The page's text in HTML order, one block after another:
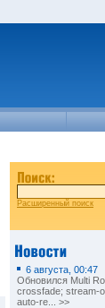
Расширенный поиск
6 августа, 00:47
Обновился Multi
crossfade; stream-
auto-re... >>